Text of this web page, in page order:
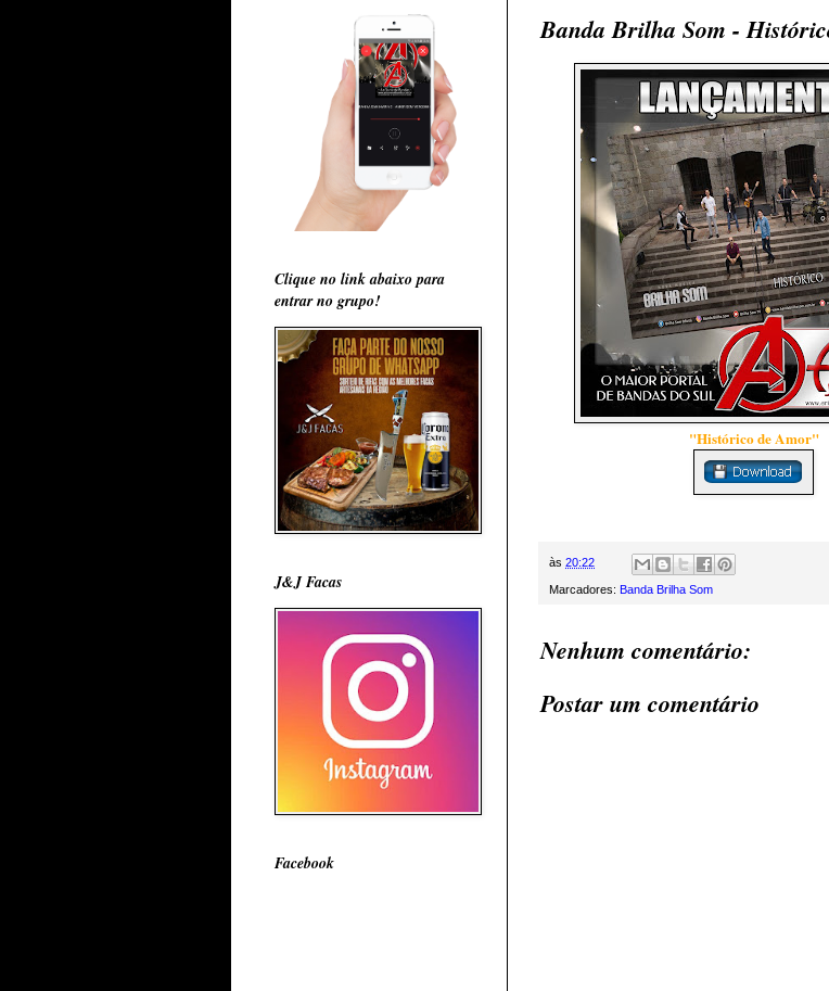
Banda Brilha Som -
"Histórico de Amor"
às 20:22
Marcadores: Banda Brilha Som
Nenhum comentário:
Postar um comentário
Clique no link abaixo para
entrar no grupo!
J&J Facas
Facebook